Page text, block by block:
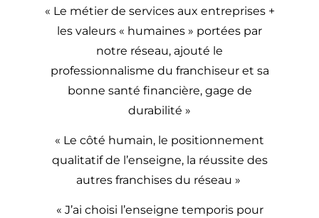
« Le métier de services aux entreprises +
les valeurs « humaines » portées par
notre réseau, ajouté le
professionnalisme du franchiseur et sa
bonne santé financière, gage de
durabilité »
« Le côté humain, le positionnement
qualitatif de l’enseigne, la réussite des
autres franchises du réseau »
« J’ai choisi l’enseigne temporis pour